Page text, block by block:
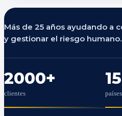
Más de 25 años ayudando a
y gestionar el riesgo humano.
2000+
clientes
15
países